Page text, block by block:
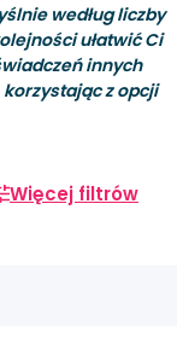
według liczby
ułatwić Ci
innych
z opcji
Więcej filtrów